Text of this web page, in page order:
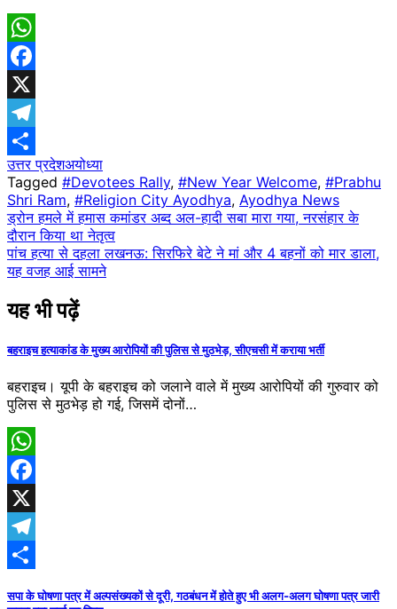
WhatsApp
Facebook
X
Telegram
Share
उत्तर प्रदेशअयोध्या
Tagged #Devotees Rally, #New Year Welcome, #Prabhu
Shri Ram, #Religion City Ayodhya, Ayodhya News
Post
navigation
ड्रोन हमले में हमास कमांडर अब्द अल-हादी सबा मारा गया, नरसंहार के
दौरान किया था नेतृत्व
पांच हत्या से दहला लखनऊ: सिरफिरे बेटे ने मां और 4 बहनों को मार डाला,
यह वजह आई सामने
यह भी पढ़ें
बहराइच हत्याकांड के मुख्य आरोपियों की पुलिस से मुठभेड़, सीएचसी में कराया भर्ती
बहराइच। यूपी के बहराइच को जलाने वाले में मुख्य आरोपियों की गुरुवार को
पुलिस से मुठभेड़ हो गई, जिसमें दोनों…
WhatsApp
Facebook
X
Telegram
सपा के घोषणा पत्र में अल्पसंख्यकों से दूरी, गठबंधन में होते हुए भी अलग-अलग घोषणा पत्र जारी